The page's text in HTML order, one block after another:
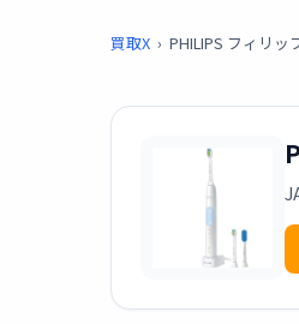
買取X › PHILIPS フィリ